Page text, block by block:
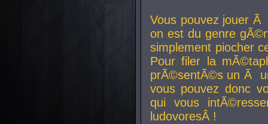
Vous pouvez jouer
on est du genre
simplement piocher
Pour filer la
prÃ©sentÃ©s un Ã
vous pouvez donc
qui vous
ludovoresÂ !